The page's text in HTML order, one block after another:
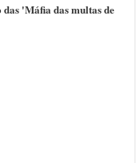
das 'Máfia das multas de